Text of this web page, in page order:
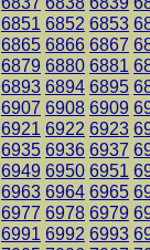
6851 6852 6853
6865 6866 6867
6879 6880 6881
6893 6894 6895
6907 6908 6909
6921 6922 6923
6935 6936 6937
6949 6950 6951
6963 6964 6965
6977 6978 6979
6991 6992 6993